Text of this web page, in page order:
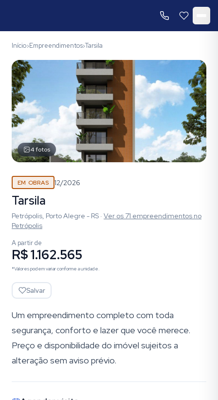
Início›Empreendimentos›Tarsila
4fotos
EM OBRAS 12/2026
Tarsila
Petrópolis, Porto Alegre - RS · Ver os 71 empreendimentos no
Petrópolis
A partir de
R$ 1.162.565
*Valores podem variar conforme a unidade.
Salvar
Um empreendimento completo com toda
segurança, conforto e lazer que você merece.
Preço e disponibilidade do imóvel sujeitos a
alteração sem aviso prévio.